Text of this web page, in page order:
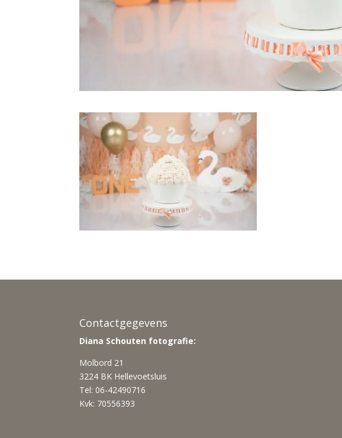
Contactgegevens
Diana Schouten fotografie:
Molbord 21
3224 BK Hellevoetsluis
Tel: 06-42490716
Kvk: 70556393